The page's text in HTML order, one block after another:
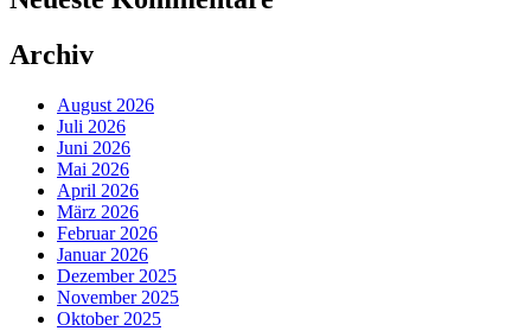
Archiv
August 2026
Juli 2026
Juni 2026
Mai 2026
April 2026
März 2026
Februar 2026
Januar 2026
Dezember 2025
November 2025
Oktober 2025